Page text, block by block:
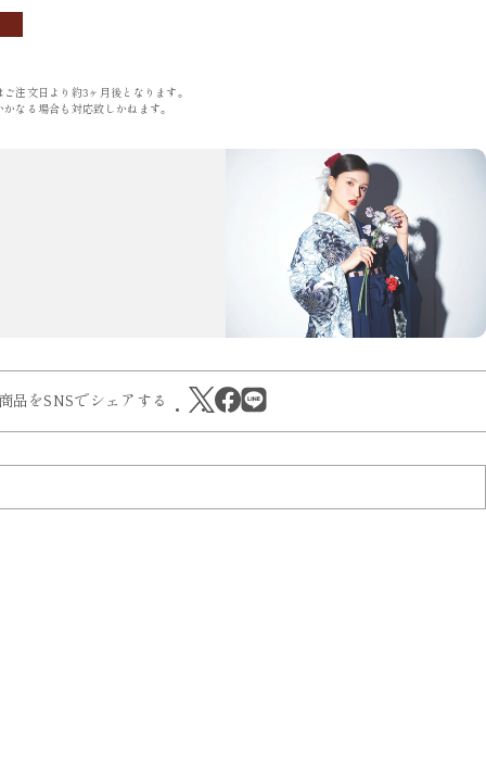
注文日より約3ヶ月後となります。
なる場合も対応致しかねます。
品をSNSでシェアする